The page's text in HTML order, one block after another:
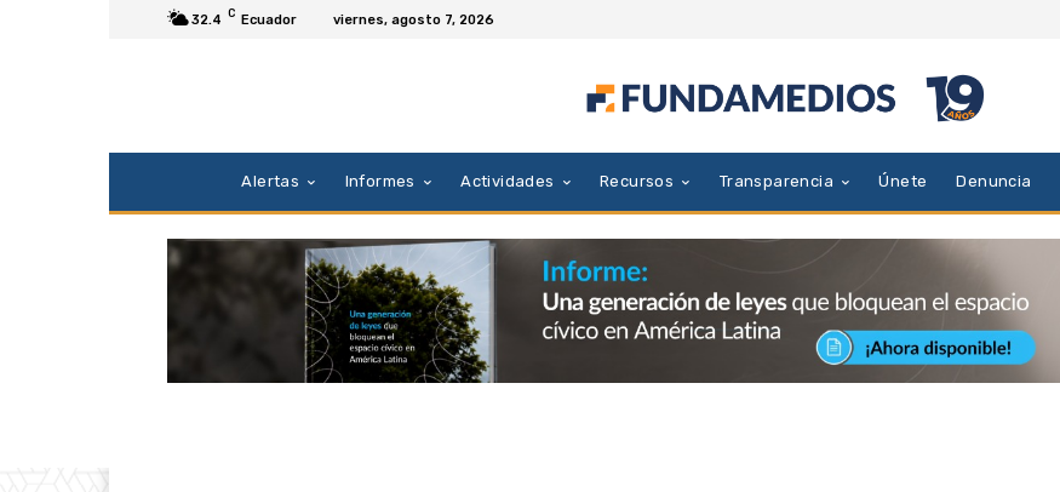
32.4 C Ecuador viernes, agosto 7, 2026
Alertas Informes Actividades Recursos Transparencia Únete Denuncia